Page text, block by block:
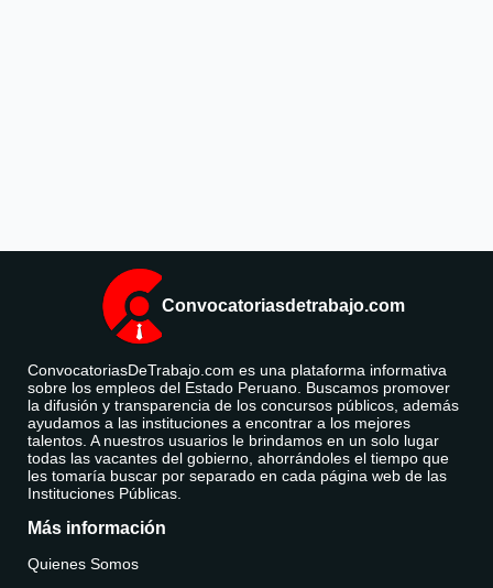
Convocatoriasdetrabajo.com
ConvocatoriasDeTrabajo.com es una plataforma informativa
sobre los empleos del Estado Peruano. Buscamos promover
la difusión y transparencia de los concursos públicos, además
ayudamos a las instituciones a encontrar a los mejores
talentos. A nuestros usuarios le brindamos en un solo lugar
todas las vacantes del gobierno, ahorrándoles el tiempo que
les tomaría buscar por separado en cada página web de las
Instituciones Públicas.
Más información
Quienes Somos